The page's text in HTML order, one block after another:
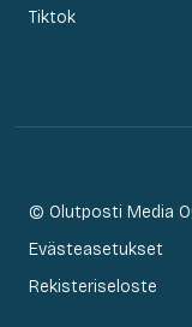
Tiktok
© Olutposti Media
Evästeasetukset
Rekisteriseloste